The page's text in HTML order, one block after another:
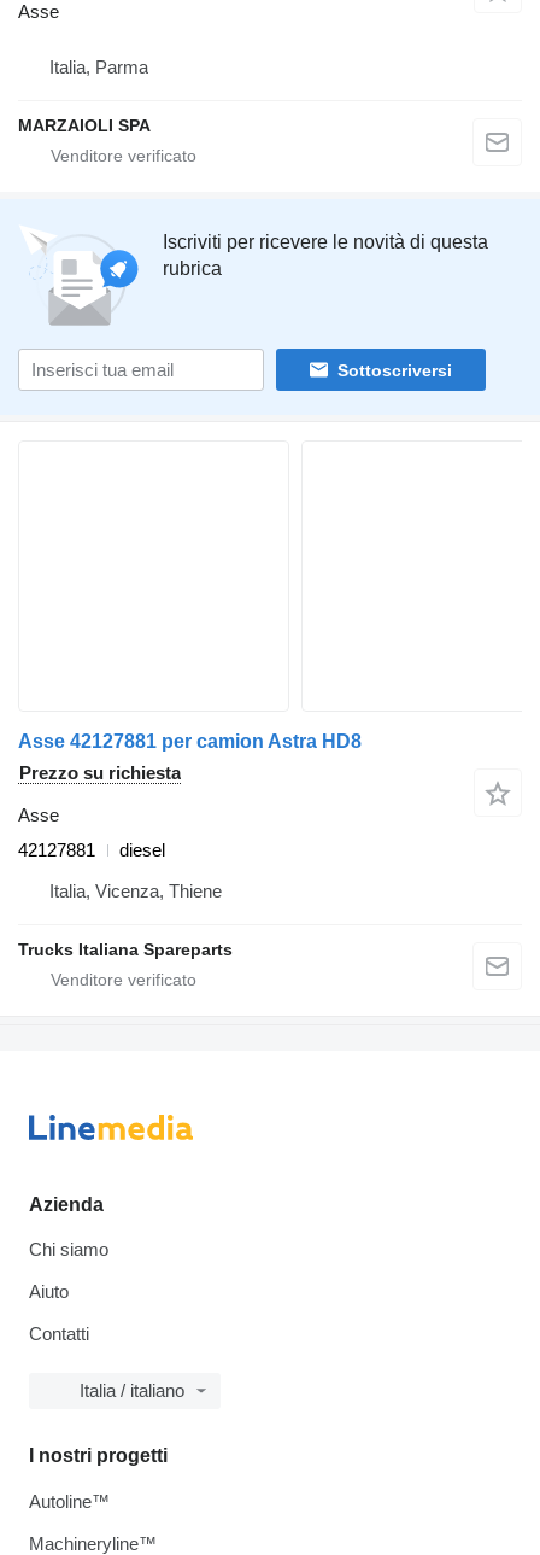
Asse
Italia, Parma
MARZAIOLI SPA
Iscriviti per ricevere le novità di questa
rubrica
Sottoscriversi
Asse 42127881 per camion Astra HD8
Prezzo su richiesta
Asse
42127881
diesel
Italia, Vicenza, Thiene
Trucks Italiana Spareparts
Azienda
Chi siamo
Aiuto
Contatti
Italia / italiano
I nostri progetti
Autoline™
Machineryline™